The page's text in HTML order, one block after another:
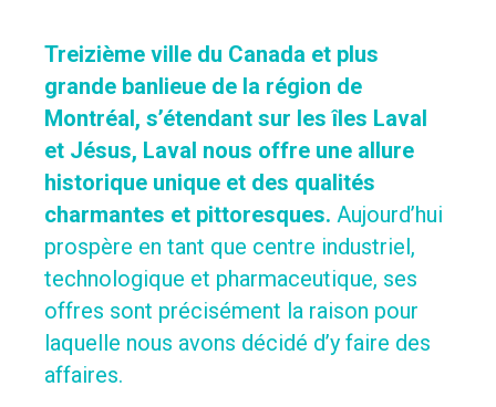
Treizième ville du Canada et plus
grande banlieue de la région de
Montréal, s’étendant sur lesîles Laval
et Jésus, Laval nous offre une allure
historique unique et des qualités
charmantes et pittoresques. Aujourd’hui
prospère en tant que centre industriel,
technologique et pharmaceutique, ses
offres sont précisément la raison pour
laquelle nous avons décidé d’y faire des
affaires.